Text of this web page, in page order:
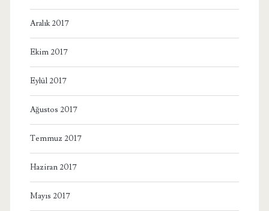
Aralık 2017
Ekim 2017
Eylül 2017
Ağustos 2017
Temmuz 2017
Haziran 2017
Mayıs 2017